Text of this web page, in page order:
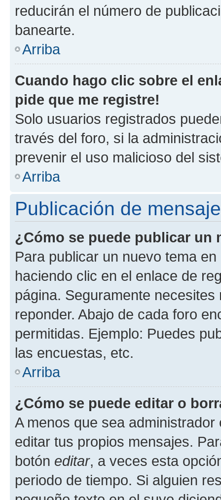
reducirán el número de
banearte.
Arriba
Cuando hago clic sobre el
pide que me registre!
Solo usuarios registrados
través del foro, si la
prevenir el uso malicioso del
Arriba
Publicación de
¿Cómo se puede publicar un
Para publicar un nuevo tema
haciendo clic en el enlace de
página. Seguramente
reponder. Abajo de cada foro
permitidas. Ejemplo: Puedes
las encuestas, etc.
Arriba
¿Cómo se puede editar o
A menos que sea
editar tus propios mensajes.
botón editar, a veces esta
periodo de tiempo. Si alguien